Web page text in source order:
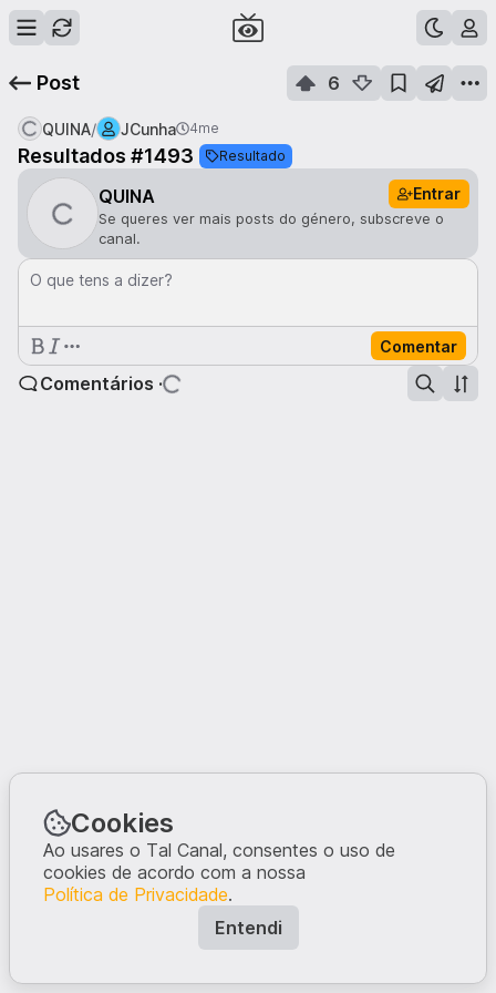
Post 6
QUINA/ JCunha 4me
Resultados #1493 Resultado
QUINA Entrar
Se queres ver mais posts do género, subscreve o
canal.
O que tens a dizer?
Comentar
Comentários ·
Cookies
Ao usares o Tal Canal, consentes o uso de
cookies de acordo com a nossa
Política de Privacidade.
Entendi